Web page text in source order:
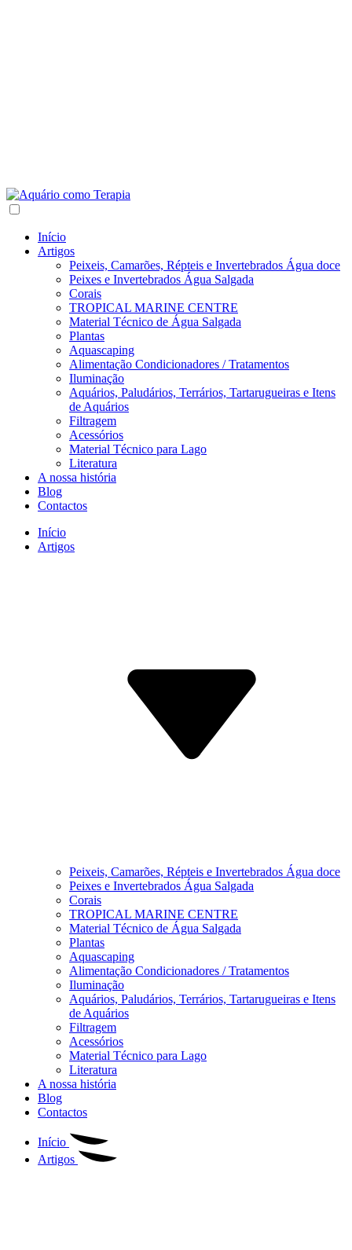
Início
Artigos
Peixeis, Camarões, Répteis e Invertebrados Água doce
Peixes e Invertebrados Água Salgada
Corais
TROPICAL MARINE CENTRE
Material Técnico de Água Salgada
Plantas
Aquascaping
Alimentação Condicionadores / Tratamentos
Iluminação
Aquários, Paludários, Terrários, Tartarugueiras e Itens
de Aquários
Filtragem
Acessórios
Material Técnico para Lago
Literatura
A nossa história
Blog
Contactos
Início
Artigos
Peixeis, Camarões, Répteis e Invertebrados Água doce
Peixes e Invertebrados Água Salgada
Corais
TROPICAL MARINE CENTRE
Material Técnico de Água Salgada
Plantas
Aquascaping
Alimentação Condicionadores / Tratamentos
Iluminação
Aquários, Paludários, Terrários, Tartarugueiras e Itens
de Aquários
Filtragem
Acessórios
Material Técnico para Lago
Literatura
A nossa história
Blog
Contactos
Início
Artigos